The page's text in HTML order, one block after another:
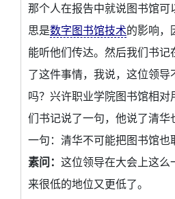
那个人在报告中就说图书馆可
思是数字图书馆技术的影响，
能听他们传达。然后我们书记
了这件事情，我说，这位领导
吗？兴许职业学院图书馆相对
们书记说了一句，他说了清华
一句：清华不可能把图书馆也
素问： 这位领导在大会上这么
来很低的地位又更低了。